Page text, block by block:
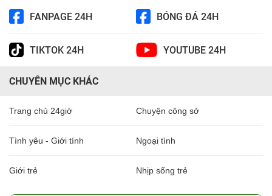
FANPAGE 24H BÓNG ĐÁ 24H
TIKTOK 24H YOUTUBE 24H
CHUYÊN MỤC KHÁC
Trang chủ 24giờ Chuyện công sở
Tình yêu - Giới tính Ngoại tình
Giới trẻ Nhịp sống trẻ